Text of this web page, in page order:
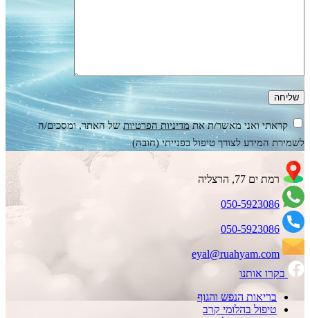
קראתי ואני מאשר/ת אתמדיניות הפרטיותשל האתר, ומסכים/ה
לשמירת המידע לצורך טיפול בפנייתי (חובה)
רמת ים 77, הרצליה
050-5923086
050-5923086
eyal@ruahyam.com
בקרו אותנו
בריאות הנפש והגוף
טיפול בהלומי קרב